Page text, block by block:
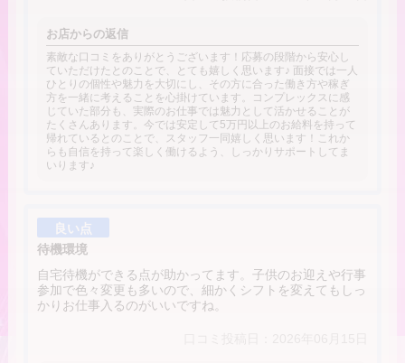
お店からの返信
素敵な口コミをありがとうございます！応募の段階から安心し
ていただけたとのことで、とても嬉しく思います♪ 面接では一人
ひとりの個性や魅力を大切にし、その方に合った働き方や稼ぎ
方を一緒に考えることを心掛けています。コンプレックスに感
じていた部分も、実際のお仕事では魅力として活かせることが
たくさんあります。今では安定して5万円以上のお給料を持って
帰れているとのことで、スタッフ一同嬉しく思います！これか
らも自信を持って楽しく働けるよう、しっかりサポートしてま
いります♪
良い点
待機環境
自宅待機ができる点が助かってます。子供のお迎えや行事
参加で色々変更も多いので、細かくシフトを変えてもしっ
かりお仕事入るのがいいですね。